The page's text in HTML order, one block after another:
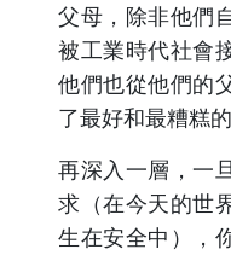
父母，除非他們
被工業時代社會
他們也從他們的
了最好和最糟糕
再深入一層，一
求（在今天的世
生在安全中），